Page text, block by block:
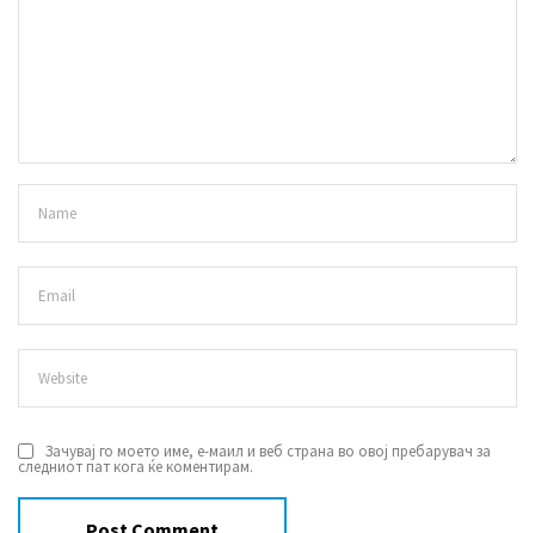
Зачувај го моето име, е-маил и веб страна во овој пребарувач за
следниот пат кога ќе коментирам.